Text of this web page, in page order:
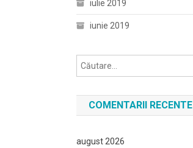
iulie 2019
iunie 2019
COMENTARII RECENTE
august 2026